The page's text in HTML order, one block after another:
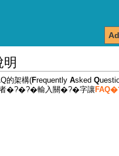
明
的架構(Frequently Asked Q
�?�?�輸入關�?�字讓